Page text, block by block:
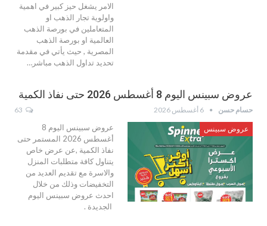
الامر يشغل حيز كبير في اهمية
واولوية تجار الذهب او
المتعاملين في بورصة الذهب
العالمية او بورصة الذهب
المصرية , حيث يأتي في مقدمة
تحديد تداول الذهب مباشر…
عروض سبينس اليوم 8 أغسطس 2026 حتى نفاذ الكمية
حسام حسن 6 أغسطس 2026
عروض سبينس
عروض سبينس اليوم 8
أغسطس 2026 المستمر حتى
نفاذ الكمية ,عن عرض خاص
يتناول كافة متطلبات المنزل
والاسرة مع تقديم العديد من
التخفيضات وذلك من خلال
احدث عروض سبينس اليوم
الجديدة .